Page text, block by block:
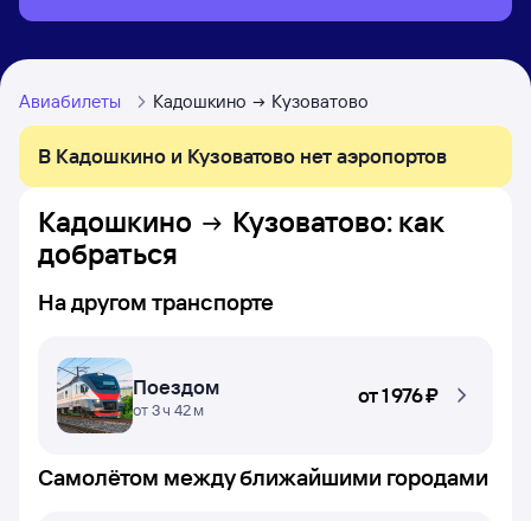
Авиабилеты Кадошкино Кузоватово
В Кадошкино и Кузоватово нет аэропортов
Кадошкино Кузоватово: как
добраться
На другом транспорте
Поездом
от 3 ч 42 м
от1 ⁠976 ⁠₽
Самолётом между ближайшими городами